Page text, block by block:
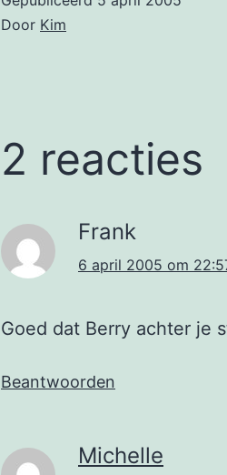
Door Kim
2 reacties
Frank
6 april 2005 om
Goed dat Berry achter je
Beantwoorden
Michelle